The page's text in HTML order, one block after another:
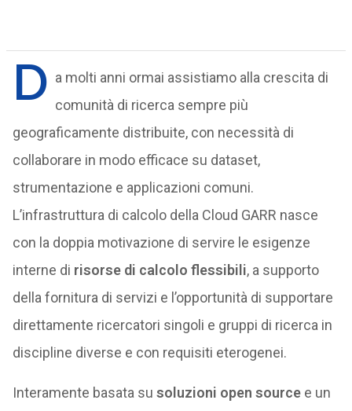
D a molti anni ormai assistiamo alla crescita di
comunità di ricerca sempre più
geograficamente distribuite, con necessità di
collaborare in modo efficace su dataset,
strumentazione e applicazioni comuni.
L’infrastruttura di calcolo della Cloud GARR nasce
con la doppia motivazione di servire le esigenze
interne di risorse di calcolo flessibili, a supporto
della fornitura di servizi e l’opportunità di supportare
direttamente ricercatori singoli e gruppi di ricerca in
discipline diverse e con requisiti eterogenei.
Interamente basata su soluzioni open sourcee un